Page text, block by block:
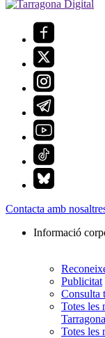
Contacta amb
Informació
Publicitat
Consulta
Totes les
Totes les